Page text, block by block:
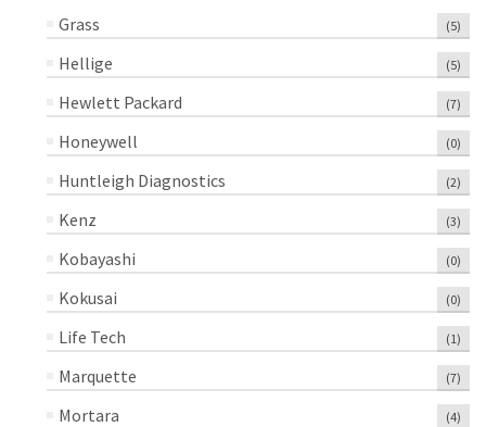
Grass (5)
Hellige (5)
Hewlett Packard (7)
Honeywell (0)
Huntleigh Diagnostics (2)
Kenz (3)
Kobayashi (0)
Kokusai (0)
Life Tech (1)
Marquette (7)
Mortara (4)